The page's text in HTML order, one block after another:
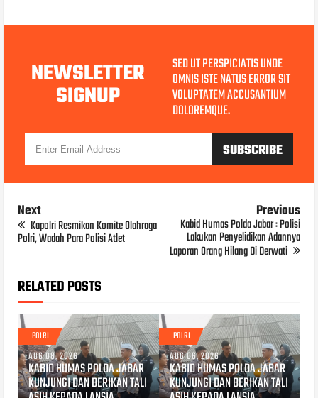
NEWSLETTER
SIGNUP
SED UT PERSPICIATIS UNDE
OMNIS ISTE NATUS ERROR SIT
VOLUPTATEM ACCUSANTIUM
DOLOREMQUE.
Next
Kapolri Resmikan Komite Olahraga
Polri, Wadah Para Polisi Atlet
Previous
Kabid Humas Polda Jabar : Polisi
Lakukan Penyelidikan Adannya
Laporan Orang Hilang Di Derwati
RELATED POSTS
POLRI
AUG 08, 2026
KABID HUMAS POLDA JABAR
KUNJUNGI DAN BERIKAN TALI
POLRI
AUG 06, 2026
KABID HUMAS POLDA JABAR
KUNJUNGI DAN BERIKAN TALI